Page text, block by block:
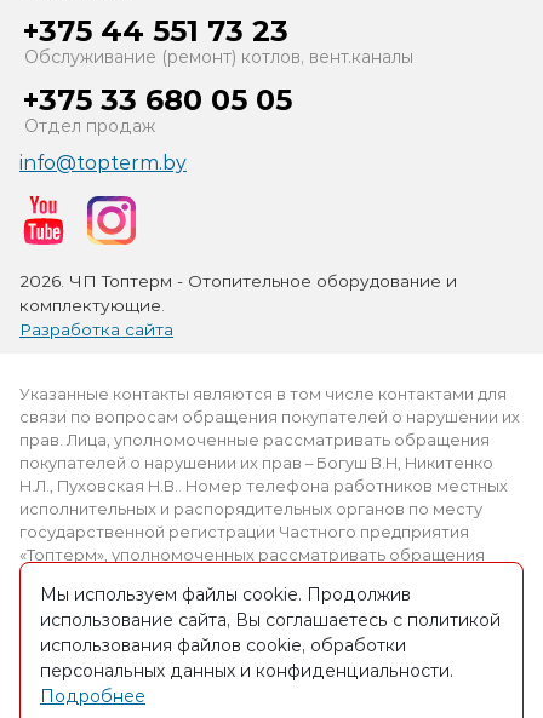
+375 44 551 73 23
Обслуживание (ремонт) котлов, вент.каналы
+375 33 680 05 05
Отдел продаж
info@topterm.by
2026. ЧП Топтерм - Отопительное оборудование и
комплектующие.
Разработка сайта
Указанные контакты являются в том числе контактами для
связи по вопросам обращения покупателей о нарушении их
прав. Лица, уполномоченные рассматривать обращения
покупателей о нарушении их прав – Богуш В.Н, Никитенко
Н.Л., Пуховская Н.В.. Номер телефона работников местных
исполнительных и распорядительных органов по месту
государственной регистрации Частного предприятия
«Топтерм», уполномоченных рассматривать обращения
Интернет-магазин зарегистрирован в торговом реестре
09.03.2016. № регистрации 309012
Частное предприятие «Топтерм» УНП 490826650, адрес:
223027, Минск, ул. П.Бровки 30, оф.30
Мы используем файлы cookie. Продолжив
использование сайта, Вы соглашаетесь с политикой
использования файлов cookie, обработки
персональных данных и конфиденциальности.
Подробнее